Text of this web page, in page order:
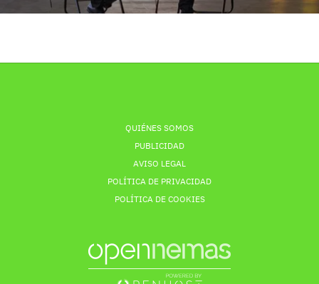
QUIÉNES SOMOS
PUBLICIDAD
AVISO LEGAL
POLÍTICA DE PRIVACIDAD
POLÍTICA DE COOKIES